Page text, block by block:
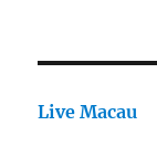
Live Macau